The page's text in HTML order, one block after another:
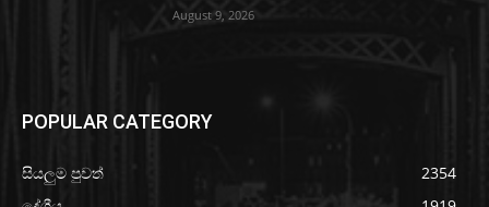
August 9, 2026
POPULAR CATEGORY
සියලුම පුවත්
2354